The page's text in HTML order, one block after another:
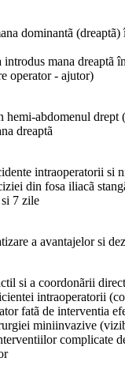
dominantã
mana dreaptã
operator - ajutor)
abdomenul
dreaptã
intraoperatorii si
din fosa iliacã
7 zile
a avantajelor si
si a coordonãrii
intraoperatorii
fatã de interventia
miniinvazive
complicate